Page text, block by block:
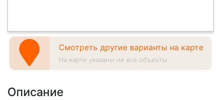
Смотреть другие варианты на карте
На карте указаны не все объекты
Описание